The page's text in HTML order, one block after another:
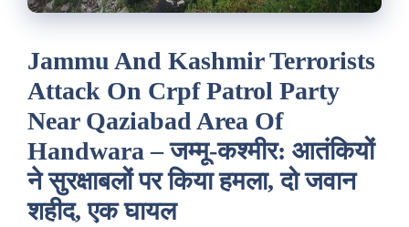
Jammu And Kashmir Terrorists
Attack On Crpf Patrol Party
Near Qaziabad Area Of
Handwara – जम्मू-कश्मीर: आतंकियों
ने सुरक्षाबलों पर किया हमला, दो जवान
शहीद, एक घायल